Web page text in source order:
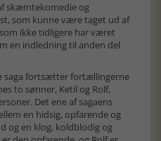
skæmtekomedie og
som kunne være taget ud af
ikke tidligere har været
en indledning til anden del
saga fortsætter fortællingerne
to sønner, Ketil og Rolf,
Det ene af sagaens
en hidsig, opfarende og
og en klog, koldblodig og